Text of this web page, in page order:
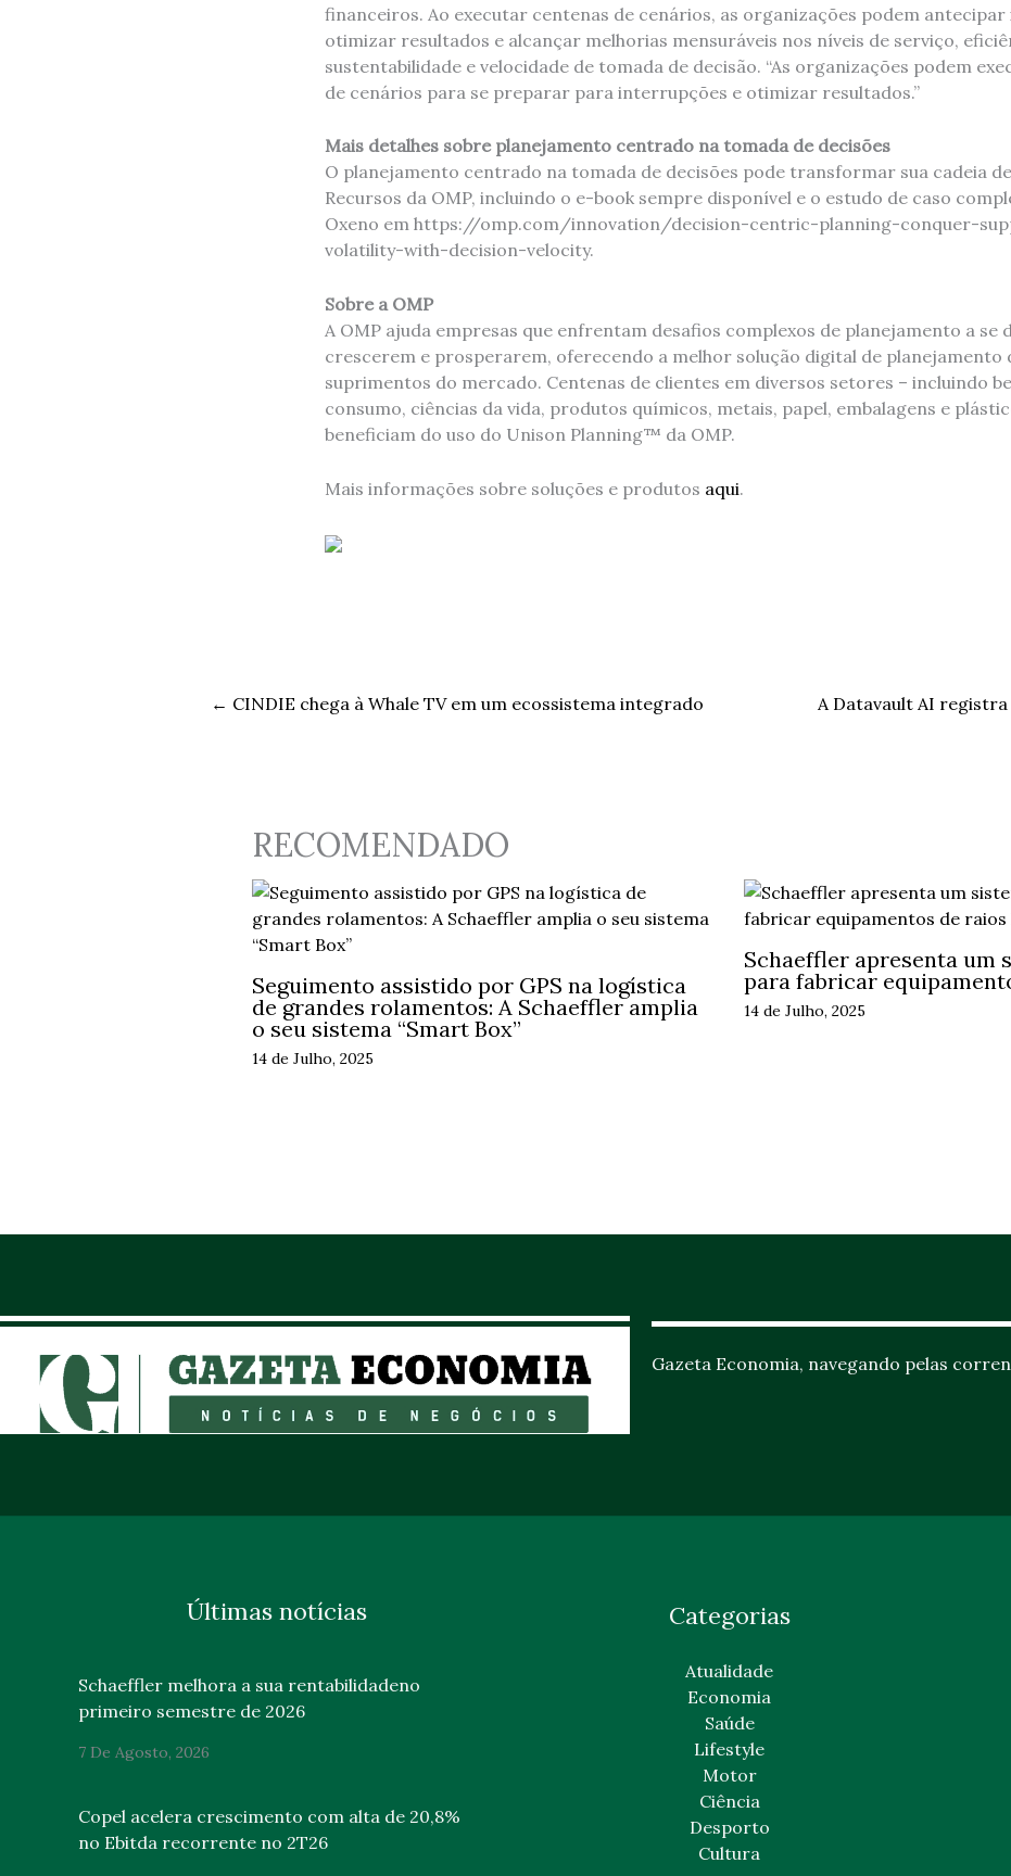
financeiros. Ao executar centenas de cenários, as organizações podem
otimizar resultados e alcançar melhorias mensuráveis ​​nos níveis de serviço,
sustentabilidade e velocidade de tomada de decisão. “As organizações podem
de cenários para se preparar para interrupções e otimizar resultados.”
Mais detalhes sobre planejamento centrado na tomada de decisões
O planejamento centrado na tomada de decisões pode transformar sua cadeia
Recursos da OMP, incluindo o e-book sempre disponível e o estudo de caso
Oxeno em https://omp.com/innovation/decision-centric-planning-conquer-
volatility-with-decision-velocity.
Sobre a OMP
A OMP ajuda empresas que enfrentam desafios complexos de planejamento a se
crescerem e prosperarem, oferecendo a melhor solução digital de planejamento
suprimentos do mercado. Centenas de clientes em diversos setores – incluindo
consumo, ciências da vida, produtos químicos, metais, papel, embalagens e
beneficiam do uso do Unison Planning™ da OMP.
Mais informações sobre soluções e produtos aqui.
← CINDIE chega à Whale TV em um ecossistema integrado
A Datavault AI
RECOMENDADO
Seguimento assistido por GPS na logística
de grandes rolamentos: A Schaeffler amplia
o seu sistema “Smart Box”
14 de Julho, 2025
Schaeffler apresenta um
para fabricar
14 de Julho, 2025
Gazeta Economia, navegando pelas
Últimas notícias
Schaeffler melhora a sua rentabilidadeno
primeiro semestre de 2026
7 De Agosto, 2026
Copel acelera crescimento com alta de 20,8%
no Ebitda recorrente no 2T26
Categorias
Atualidade
Economia
Saúde
Lifestyle
Motor
Ciência
Desporto
Cultura